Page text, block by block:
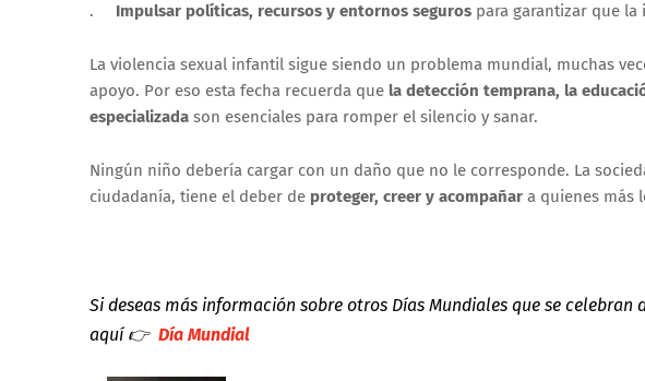
. Impulsar políticas, recursos y entornos seguros para garantizar que la
La violencia sexual infantil sigue siendo un problema mundial, muchas
apoyo. Por eso esta fecha recuerda que la detección temprana, la
especializada son esenciales para romper el silencio y sanar.
Ningún niño debería cargar con un daño que no le corresponde. La
ciudadanía, tiene el deber de proteger, creer y acompañar a quienes más
Si deseas más información sobre otros Días Mundiales que se
aquí 👉 Día Mundial